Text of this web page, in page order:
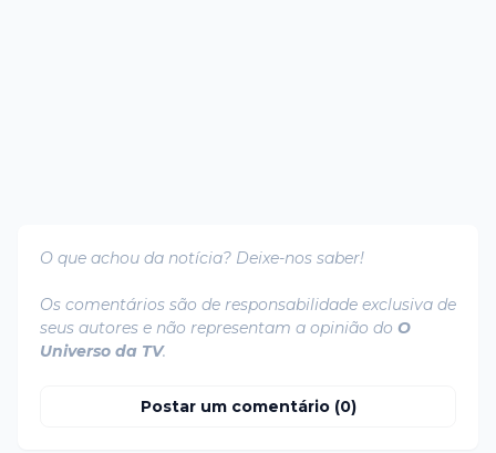
O que achou da notícia? Deixe-nos saber!
Os comentários são de responsabilidade exclusiva de
seus autores e não representam a opinião do O
Universo da TV.
Postar um comentário (0)